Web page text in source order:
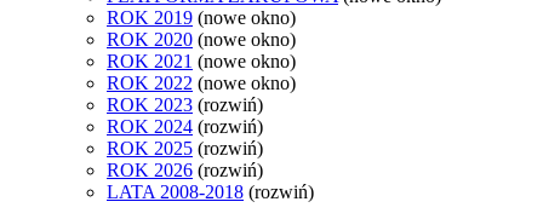
ROK 2019 (nowe okno)
ROK 2020 (nowe okno)
ROK 2021 (nowe okno)
ROK 2022 (nowe okno)
ROK 2023 (rozwiń)
ROK 2024 (rozwiń)
ROK 2025 (rozwiń)
ROK 2026 (rozwiń)
LATA 2008-2018 (rozwiń)